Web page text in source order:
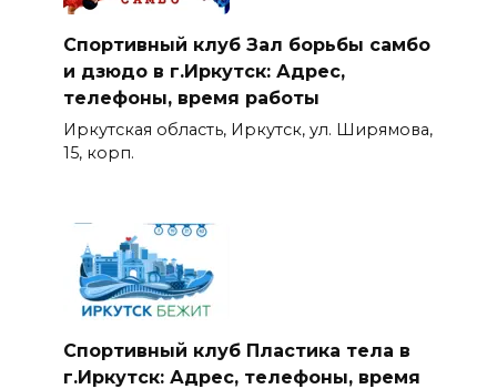
Спортивный клуб Зал борьбы самбо
и дзюдо в г.Иркутск: Адрес,
телефоны, время работы
Иркутская область, Иркутск, ул. Ширямова,
15, корп.
Спортивный клуб Пластика тела в
г.Иркутск: Адрес, телефоны, время